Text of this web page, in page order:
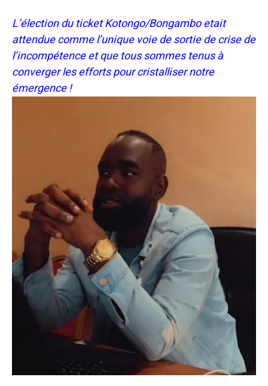
L’élection du ticket Kotongo/Bongambo etait
attendue comme l’unique voie de sortie de crise de
l’incompétence et que tous sommes tenus à
converger les efforts pour cristalliser notre
émergence !